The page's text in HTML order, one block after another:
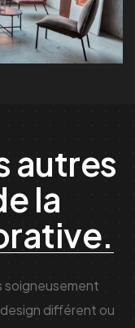
autres
la
soigneusement
différent ou